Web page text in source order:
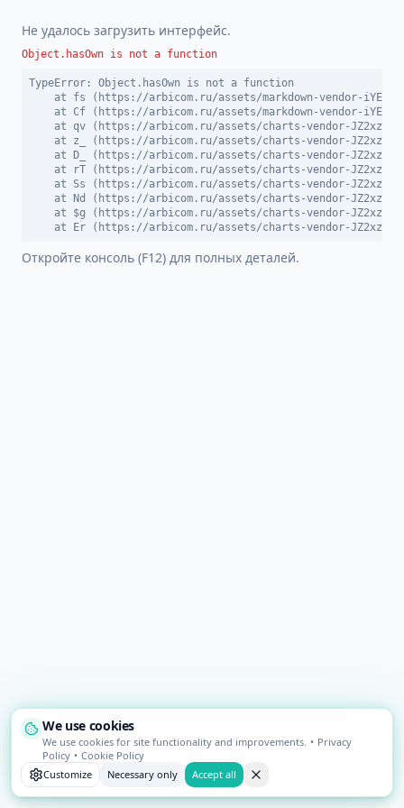
Не удалось загрузить интерфейс.
Object.hasOwn is not a function
TypeError: Object.hasOwn is not a function
at fs (https://arbicom.ru/assets/markdown-vendor-
at Cf (https://arbicom.ru/assets/markdown-vendor-
at qv (https://arbicom.ru/assets/charts-vendor-
at z_ (https://arbicom.ru/assets/charts-vendor-
at D_ (https://arbicom.ru/assets/charts-vendor-
at rT (https://arbicom.ru/assets/charts-vendor-
at Ss (https://arbicom.ru/assets/charts-vendor-
at Nd (https://arbicom.ru/assets/charts-vendor-
at $g (https://arbicom.ru/assets/charts-vendor-
at Er (https://arbicom.ru/assets/charts-vendor-
Откройте консоль (F12) для полных деталей.
We use cookies
We use cookies for site functionality and improvements. • Privacy
Policy • Cookie Policy
Customize
Necessary only Accept all